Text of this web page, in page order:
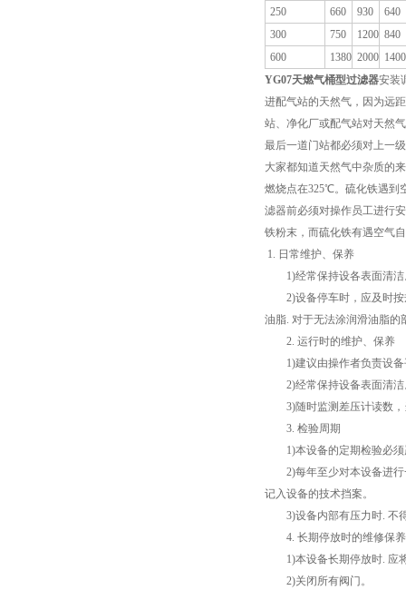
250
660 930
640
300
750 1200 840
600
1380 2000 1400
YG07天燃气桶型过滤器安装
进配气站的天然气，因为远
站、净化厂或配气站对天然
最后一道门站都必须对上一
大家都知道天然气中杂质的
燃烧点在325℃。硫化铁遇到
滤器前必须对操作员工进行
铁粉末，而硫化铁有遇空气
1. 日常维护、保养
1)经常保持设各表面清洁
2)设备停车时，应及时按
油脂. 对于无法涂润滑油脂的
2. 运行时的维护、保养
1)建议由操作者负责设备
2)经常保持设备表面清洁
3)随时监测差压计读数，
3. 检验周期
1)本设备的定期检验必须
2)每年至少对本设备进行
记入设备的技术挡案。
3)设备内部有压力时. 不得
4. 长期停放时的维修保养
1)本设备长期停放时. 应
2)关闭所有阀门。